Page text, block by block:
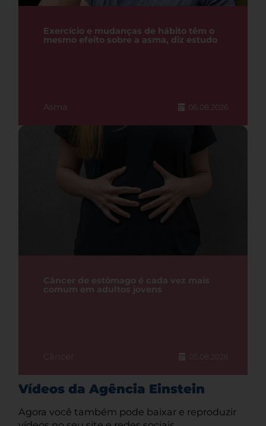
Exercício e mudanças de hábito têm o
mesmo efeito sobre a asma, diz estudo
Asma 06.08.2026
Câncer de estômago é cada vez mais
comum em adultos jovens
Câncer 05.08.2026
Vídeos da Agência Einstein
Agora você também pode baixar e reproduzir